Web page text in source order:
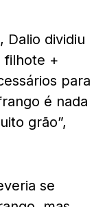
Dalio dividiu
filhote +
para
é nada
grão”,
se